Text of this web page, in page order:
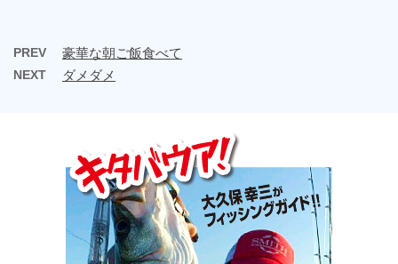
PREV 豪華な朝ご飯食べて
NEXT ダメダメ